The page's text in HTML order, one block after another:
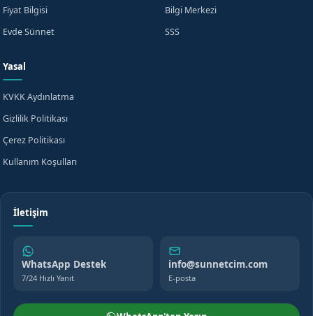
Fiyat Bilgisi
Evde Sünnet
Bilgi Merkezi
SSS
Yasal
KVKK Aydınlatma
Gizlilik Politikası
Çerez Politikası
Kullanım Koşulları
İletişim
WhatsApp Destek
7/24 Hızlı Yanıt
info@sunnetcim.com
E-posta